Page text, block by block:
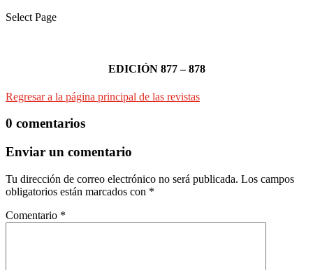
Select Page
EDICIÓN 877 – 878
Regresar a la página principal de las revistas
0 comentarios
Enviar un comentario
Tu dirección de correo electrónico no será publicada. Los campos
obligatorios están marcados con *
Comentario *